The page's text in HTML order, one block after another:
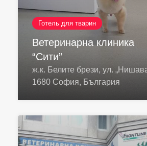
Готель для тварин
Ветеринарна клиника
“Сити”
ж.к. Белите брези, ул.
1680 София, България